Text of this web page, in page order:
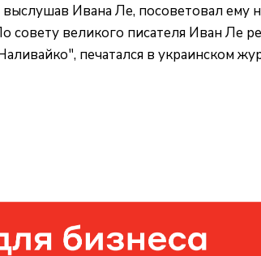
Ивана Ле, посоветовал ему
совету великого писателя Иван Ле
печатался в украинском